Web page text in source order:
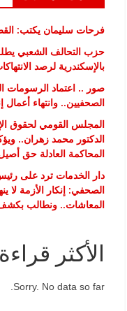
فرحات سليمان يكتب:
حزب التحالف الشعبي
بالإسكندرية لرصد
صور .. اعتماد الرسومات
الصحفيين.. وانتهاء أعمال
المجلس القومي لحقوق
الدكتور محمد زهران..
المحاكمة العادلة حق
دار الخدمات ترد على
الصحفي: إنكار الأزمة لا
المعاشات.. ونطالب
الأكثر قراءة
Sorry. No data so far.